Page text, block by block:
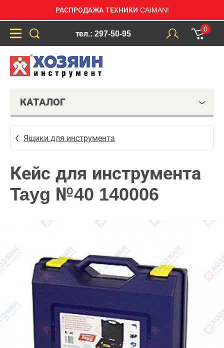
РАСПРОДАЖА ТЕХНИКИ CAIMAN!
тел.: 297-50-95
0
КАТАЛОГ
Ящики для инструмента
Кейс для инструмента
Tayg №40 140006